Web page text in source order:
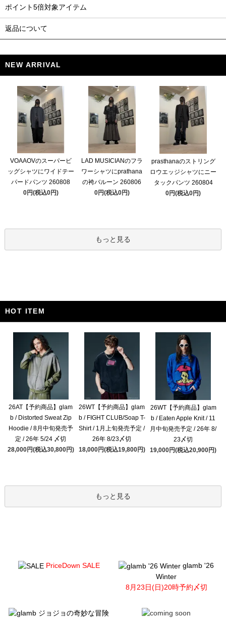
ポイント5倍対象アイテム
返品について
NEW ARRIVAL
VOAAOVのスーパービ
ッグシャツにワイドテー
パードパンツ 260808
0円(税込0円)
LAD MUSICIANのフラ
ワーシャツにprathana
の袴バルーン 260806
0円(税込0円)
prasthanaのストリング
ロウエッジシャツにニー
タックパンツ 260804
0円(税込0円)
もっと見る
HOT ITEM
26AT【予約商品】glam
b / Distorted Sweat Zip
Hoodie / 8月中旬発売予
定 / 26年 5/24 〆切
28,000円(税込30,800円)
26WT【予約商品】glam
b / FIGHT CLUB/Soap T-
Shirt / 1月上旬発売予定 /
26年 8/23〆切
18,000円(税込19,800円)
26WT【予約商品】glam
b / Eaten Apple Knit / 11
月中旬発売予定 / 26年 8/
23〆切
19,000円(税込20,900円)
もっと見る
PriceDown SALE
glamb '26
Winter
8月23日(日)20時予約〆切